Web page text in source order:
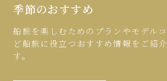
季節のおすすめ
船旅を楽しむためのプランやモデル
ど船旅に役立つおすすめ情報をご紹
す。